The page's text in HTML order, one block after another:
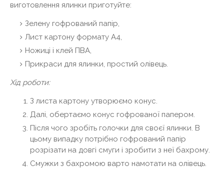
виготовлення ялинки приготуйте:
Зелену гофрований папір,
Лист картону формату А4,
Ножиці і клей ПВА,
Прикраси для ялинки, простий олівець.
Хід роботи:
З листа картону утворюємо конус.
Далі, обертаємо конус гофрованої папером.
Після чого зробіть голочки для своєї ялинки. В
цьому випадку потрібно гофрований папір
розрізати на довгі смуги і зробити з неї бахрому.
Смужки з бахромою варто намотати на олівець.